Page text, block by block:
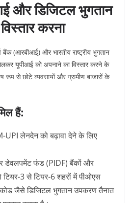
और डिजिटल भुगतान
करना
बैंक (आरबीआई) और भारतीय राष्ट्रीय भुगतान
यूपीआई को अपनाने का विस्तार करने के
रूप सेछोटे व्यवसायोंऔर ग्रामीण बाजारों के
हैं:
UPI लेनदेन को बढ़ावा देने के लिए
डेवलपमेंट फंड (PIDF) बैंकों और
3 से टियर-6 शहरों में पीओएस
जैसे डिजिटल भुगतान उपकरण तैनात